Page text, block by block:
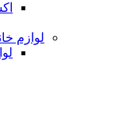
لوازم